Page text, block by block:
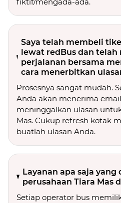
Saya telah membeli
lewat redBus dan telah
perjalanan bersama
cara menerbitkan
Prosesnya sangat mudah.
Anda akan menerima
meninggalkan ulasan
Mas. Cukup refresh kotak
buatlah ulasan Anda.
Layanan apa saja
perusahaan Tiara Mas
Setiap operator bus